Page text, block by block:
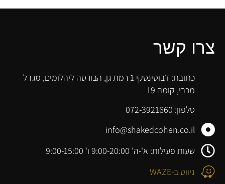
צרו קשר
כתובת: ז׳בוטינסקי 1 רמת גן, הבורסה ליהלומים, מגדל
מכבי, קומה 19
טלפון: 072-3921660
info@shakedcohen.co.il
שעות פעילות: א'-ה' 9:00-20:00 ו' 9:00-15:00
ניווט ב-WAZE